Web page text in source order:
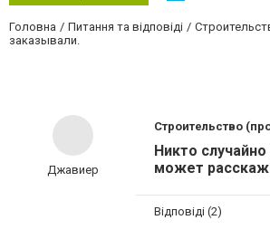
Головна Питання та відповіді
заказывали.
Джавиер
Строительство
Никто
может
Відповіді (2)